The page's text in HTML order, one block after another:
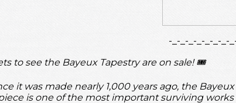
-_-_-_-_-_-_-_-
to see the Bayeux Tapestry are on sale! 🎟️
it was made nearly 1,000 years ago, the
is one of the most important surviving